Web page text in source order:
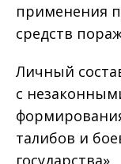
применения
средств
Личный
с
талибов и